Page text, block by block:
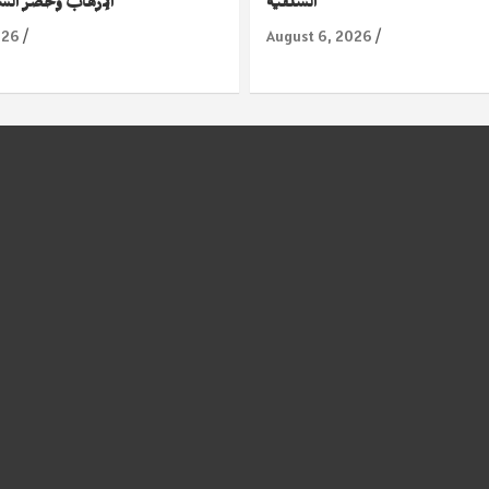
الإرهاب وحصر السلفية
August 6, 2026